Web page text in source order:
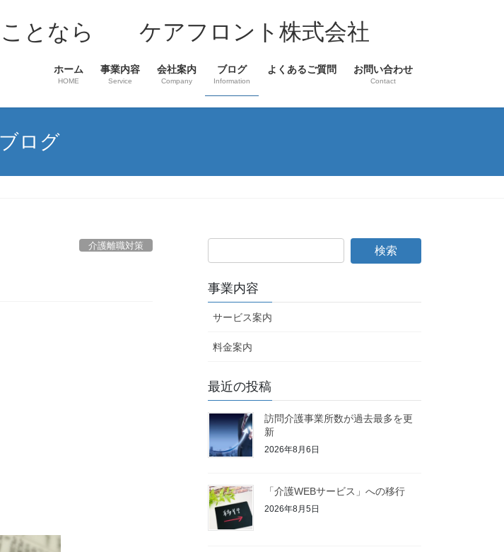
ことなら ケアフロント株式会社
ホーム
HOME
事業内容
Service
会社案内
Company
ブログ
Information
よくあるご質問 お問い合わせ
Contact
ブログ
介護離職対策
事業内容
サービス案内
料金案内
最近の投稿
訪問介護事業所数が過去最多を更
新
2026年8月6日
「介護WEBサービス」への移行
2026年8月5日